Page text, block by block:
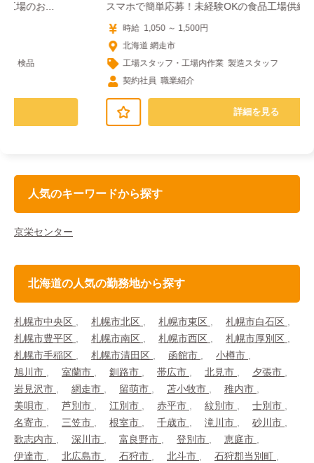
スマホで簡単応募！未経験OKの食品工場供給スタッ...
時給 1,050 ～ 1,500円
工場スタッフ・工場内作業 製造スタッフ
契約社員 職業紹介
人気のキーワードから探す
京栄センター
北海道の人気の勤務地から探す
札幌市中央区 札幌市北区 札幌市東区
札幌市白石区
札幌市豊平区
札幌市南区 札幌市西区
札幌市厚別区
札幌市手稲区
札幌市清田区 函館市
小樽市
旭川市
室蘭市 釧路市 帯広市 北見市
夕張市
岩見沢市
網走市 留萌市 苫小牧市
稚内市
美唄市
芦別市 江別市 赤平市 紋別市
士別市
名寄市
三笠市 根室市 千歳市 滝川市
砂川市
歌志内市
深川市 富良野市 登別市
恵庭市
伊達市
北広島市 石狩市 北斗市
石狩郡当別町